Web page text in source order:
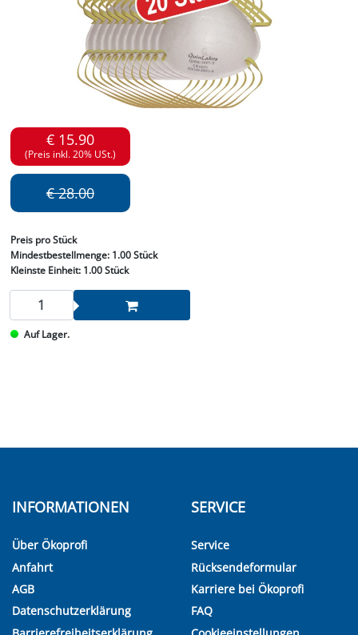
€ 15.90
(Preis inkl. 20% USt.)
€ 28.00
Preis pro Stück
Mindestbestellmenge: 1.00 Stück
Kleinste Einheit:1.00 Stück
Auf Lager.
INFORMATIONEN
Über Ökoprofi
Anfahrt
AGB
Datenschutzerklärung
SERVICE
Service
Rücksendeformular
Karriere bei Ökoprofi
FAQ